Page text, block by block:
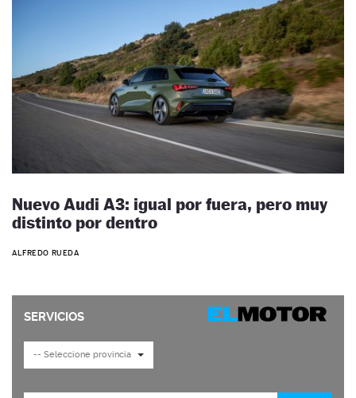
Nuevo Audi A3: igual por fuera, pero muy
distinto por dentro
ALFREDO RUEDA